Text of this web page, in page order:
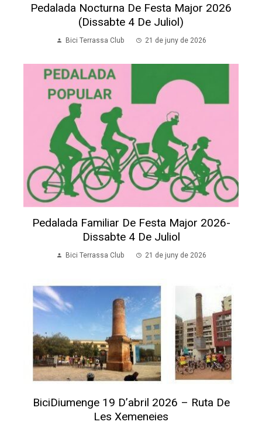
Pedalada Nocturna De Festa Major 2026
(dissabte 4 De Juliol)
Bici Terrassa Club 21 de juny de 2026
Pedalada Familiar De Festa Major 2026-
Dissabte 4 De Juliol
Bici Terrassa Club 21 de juny de 2026
BiciDiumenge 19 D’abril 2026 – Ruta De
Les Xemeneies